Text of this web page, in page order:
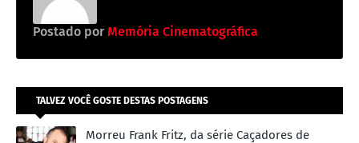
Postado por Memória Cinematográfica
TALVEZ VOCÊ GOSTE DESTAS POSTAGENS
Morreu Frank Fritz, da série Caçadores de